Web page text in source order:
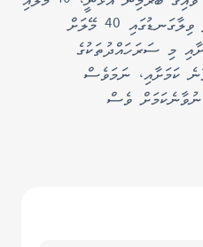
20 މޭލާ ދެމެދުގައި ކަމަށެވެ. އަދި ވިލާގަނޑުގައި 40 މޭލަށް
މި ސަރަހައްދުތަކުގެ
ކަމަށާއި، ނަމަވެސް
ވެސް